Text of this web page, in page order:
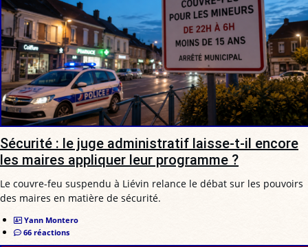
Sécurité : le juge administratif laisse-t-il encore
les maires appliquer leur programme ?
Le couvre-feu suspendu à Liévin relance le débat sur les pouvoirs
des maires en matière de sécurité.
Yann Montero
66 réactions